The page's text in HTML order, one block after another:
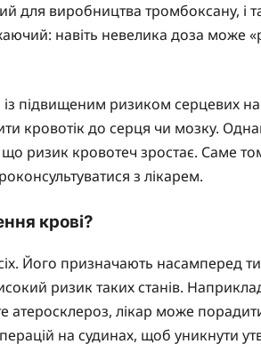
для виробництва тромбоксану,
навіть невелика доза може
підвищеним ризиком серцевих
кровотік до серця чи мозку.
ризик кровотеч зростає. Саме
з лікарем.
крові?
Його призначають насамперед
ризик таких станів.
атеросклероз, лікар може
на судинах, щоб уникнути